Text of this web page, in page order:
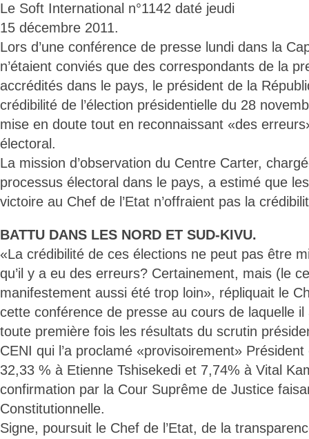
Le Soft International n°1142 daté jeudi
15 décembre 2011.
Lors d’une conférence de presse lundi dans la
n’étaient conviés que des correspondants de la
accrédités dans le pays, le président de la
crédibilité de l’élection présidentielle du 28
mise en doute tout en reconnaissant «des
électoral.
La mission d’observation du Centre Carter,
processus électoral dans le pays, a estimé que
victoire au Chef de l’Etat n’offraient pas la
BATTU DANS LES NORD ET SUD-KIVU.
«La crédibilité de ces élections ne peut pas être
qu’il y a eu des erreurs? Certainement, mais (le
manifestement aussi été trop loin», répliquait le
cette conférence de presse au cours de laquelle
toute première fois les résultats du scrutin
CENI qui l’a proclamé «provisoirement»
32,33 % à Etienne Tshisekedi et 7,74% à Vital
confirmation par la Cour Suprême de Justice
Constitutionnelle.
Signe, poursuit le Chef de l’Etat, de la